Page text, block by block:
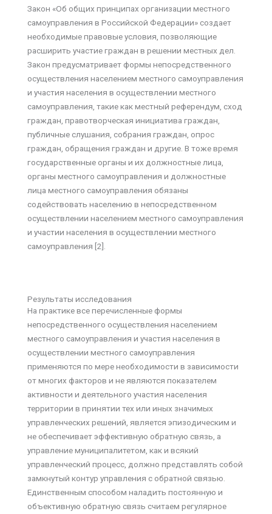
Закон «Об общих принципах организации местного
самоуправления в Российской Федерации» создает
необходимые правовые условия, позволяющие
расширить участие граждан в решении местных дел.
Закон предусматривает формы непосредственного
осуществления населением местного самоуправления
и участия населения в осуществлении местного
самоуправления, такие как местный референдум, сход
граждан, правотворческая инициатива граждан,
публичные слушания, собрания граждан, опрос
граждан, обращения граждан и другие. В тоже время
государственные органы и их должностные лица,
органы местного самоуправления и должностные
лица местного самоуправления обязаны
содействовать населению в непосредственном
осуществлении населением местного самоуправления
и участии населения в осуществлении местного
самоуправления [2].
Результаты исследования
На практике все перечисленные формы
непосредственного осуществления населением
местного самоуправления и участия населения в
осуществлении местного самоуправления
применяются по мере необходимости в зависимости
от многих факторов и не являются показателем
активности и деятельного участия населения
территории в принятии тех или иных значимых
управленческих решений, является эпизодическим и
не обеспечивает эффективную обратную связь, а
управление муниципалитетом, как и всякий
управленческий про­цесс, должно представлять собой
замкнутый контур управления с обратной связью.
Единственным способом наладить постоянную и
объективную обратную связь считаем регулярное